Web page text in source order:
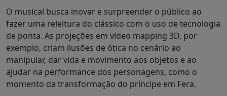
O musical busca inovar e surpreender o público ao
fazer uma releitura do clássico com o uso de tecnologia
de ponta. As projeções em vídeo mapping 3D, por
exemplo, criam ilusões de ótica no cenário ao
manipular, dar vida e movimento aos objetos e ao
ajudar na performance dos personagens, como o
momento da transformação do príncipe em Fera.